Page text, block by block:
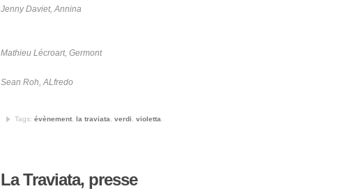
Jenny Daviet, Annina
Mathieu Lécroart, Germont
Sean Roh, ALfredo
Tags: évènement la traviata verdi violetta
La Traviata, presse